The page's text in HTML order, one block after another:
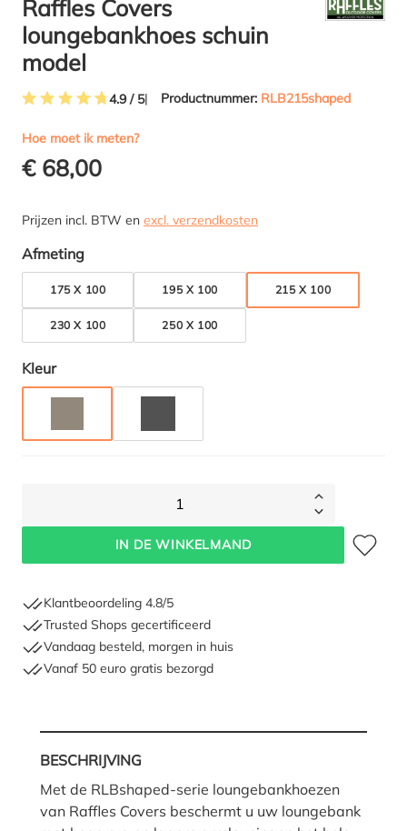
Raffles Covers
loungebankhoes schuin
model
4.9 / 5 Productnummer: RLB215shaped
Hoe moet ik meten?
€ 68,00
Prijzen incl. BTW en excl. verzendkosten
Selecteer
Afmeting
175 X 100 195 X 100 215 X 100
230 X 100 250 X 100
Selecteer
Kleur
1
IN DE WINKELMAND
Klantbeoordeling 4.8/5
Trusted Shops gecertificeerd
Vandaag besteld, morgen in huis
Vanaf 50 euro gratis bezorgd
BESCHRIJVING
Met de RLBshaped-serie loungebankhoezen
van Raffles Covers beschermt u uw loungebank